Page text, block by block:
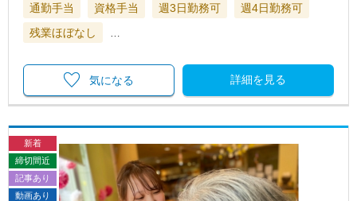
通勤手当
資格手当 週3日勤務可
週4日勤務可
残業ほぼなし
詳細を見る
気になる
新着
締切間近
記事あり
動画あり